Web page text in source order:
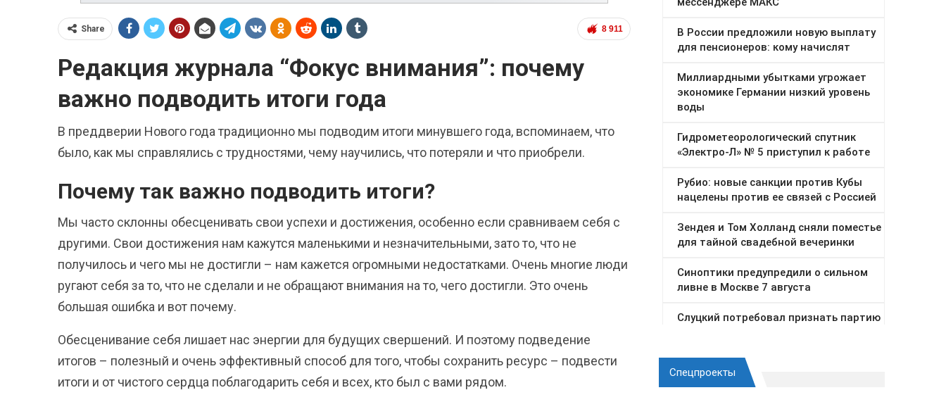
8 911
Share
Редакция журнала “Фокус внимания”: почему
важно подводить итоги года
В преддверии Нового года традиционно мы подводим итоги минувшего года, вспоминаем, что
было, как мы справлялись с трудностями, чему научились, что потеряли и что приобрели.
Почему так важно подводить итоги?
Мы часто склонны обесценивать свои успехи и достижения, особенно если сравниваем себя с
другими. Свои достижения нам кажутся маленькими и незначительными, зато то, что не
получилось и чего мы не достигли – нам кажется огромными недостатками. Очень многие люди
ругают себя за то, что не сделали и не обращают внимания на то, чего достигли. Это очень
большая ошибка и вот почему.
Обесценивание себя лишает нас энергии для будущих свершений. И поэтому подведение
итогов – полезный и очень эффективный способ для того, чтобы сохранить ресурс – подвести
итоги и от чистого сердца поблагодарить себя и всех, кто был с вами рядом.
Спецпроекты